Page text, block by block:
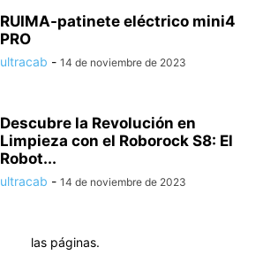
RUIMA-patinete eléctrico mini4
PRO
ultracab - 14 de noviembre de 2023
Descubre la Revolución en
Limpieza con el Roborock S8: El
Robot...
ultracab - 14 de noviembre de 2023
las páginas.